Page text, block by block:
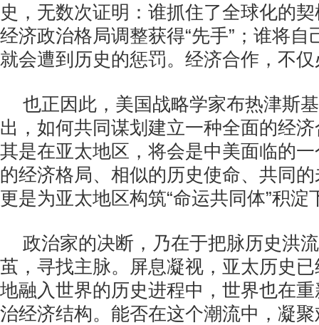
史，无数次证明：谁抓住了全球化的
经济政治格局调整获得“先手”；谁将自
就会遭到历史的惩罚。经济合作，不
也正因此，美国战略学家布热津斯
出，如何共同谋划建立一种全面的经
其是在亚太地区，将会是中美面临的
的经济格局、相似的历史使命、共同
更是为亚太地区构筑“命运共同体”积淀
政治家的决断，乃在于把脉历史洪
茧，寻找主脉。屏息凝视，亚太历史
地融入世界的历史进程中，世界也在
治经济结构。能否在这个潮流中，凝聚